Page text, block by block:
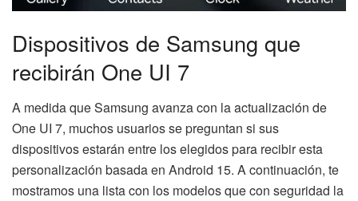
Dispositivos de Samsung que
recibirán One UI 7
A medida que Samsung avanza con la actualización de
One UI 7, muchos usuarios se preguntan si sus
dispositivos estarán entre los elegidos para recibir esta
personalización basada en Android 15. A continuación, te
mostramos una lista con los modelos que con seguridad la